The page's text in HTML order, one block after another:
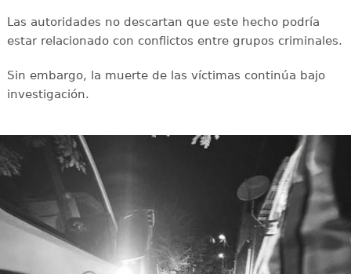
Las autoridades no descartan que este hecho podría
estar relacionado con conflictos entre grupos criminales.
Sin embargo, la muerte de las víctimas continúa bajo
investigación.